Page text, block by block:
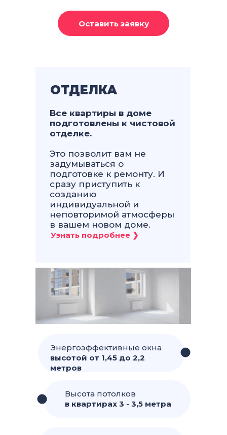
ОТДЕЛКА
Все квартиры в доме
подготовлены к чистовой
отделке.
Это позволит вам не
задумываться о
подготовке к ремонту. И
сразу приступить к
созданию
индивидуальной и
неповторимой атмосферы
в вашем новом доме.
Высота потолков
в квартирах 3 - 3,5 метра
Энергоэффективные окна
высотой от 1,45 до 2,2
метров